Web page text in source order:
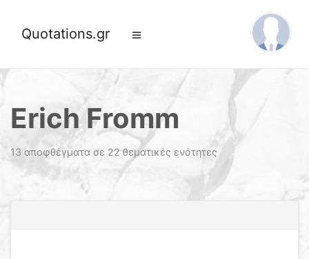
Quotations.gr
Erich Fromm
13 αποφθέγματα σε 22 θεματικές ενότητες